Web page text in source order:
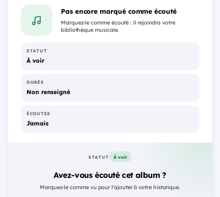
Pas encore marqué comme écouté
Marquez-le comme écouté : il rejoindra votre
bibliothèque musicale.
STATUT
À voir
DURÉE
Non renseigné
ÉCOUTES
Jamais
STATUT À voir
Avez-vous écouté cet album ?
Marquez-le comme vu pour l'ajouter à votre historique.